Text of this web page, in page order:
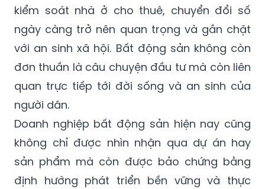
kiểm soát nhà ở cho thuê, chuyển đổi số
ngày càng trở nên quan trọng và gắn chặt
với an sinh xã hội. Bất động sản không còn
đơn thuần là câu chuyện đầu tư mà còn liên
quan trực tiếp tới đời sống và an sinh của
người dân.
Doanh nghiệp bất động sản hiện nay cũng
không chỉ được nhìn nhận qua dự án hay
sản phẩm mà còn được bảo chứng bằng
định hướng phát triển bền vững và thực